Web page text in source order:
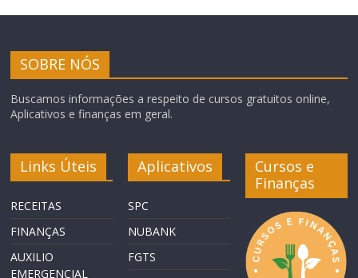
SOBRE NÓS
Buscamos informações a respeito de cursos gratuitos online,
Aplicativos e finanças em geral.
Links Úteis
RECEITAS
FINANÇAS
AUXILIO
EMERGENCIAL
Aplicativos
SPC
NUBANK
FGTS
Cursos e
Finanças